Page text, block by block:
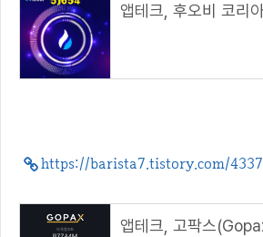
https://barista7.tistory.com/4337